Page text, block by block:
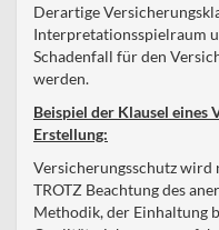
Derartige
Interpretationsspielraum
Schadenfall für den
werden.
Beispiel der Klausel eines
Erstellung:
Versicherungsschutz wird
TROTZ Beachtung des
Methodik, der Einhaltung